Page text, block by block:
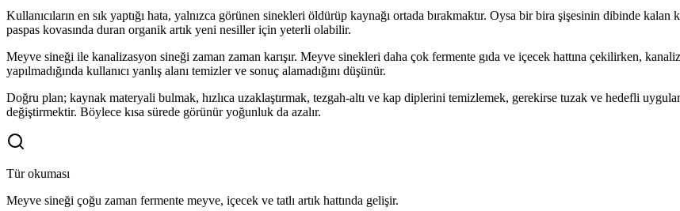
Kullanıcıların en sık yaptığı hata, yalnızca görünen sinekleri öldürüp kaynağı ortada bırakmaktır. Oysa bir bira şişesinin dibinde kalan
paspas kovasında duran organik artık yeni nesiller için yeterli olabilir.
Meyve sineği ile kanalizasyon sineği zaman zaman karışır. Meyve sinekleri daha çok fermente gıda ve içecek hattına çekilirken,
yapılmadığında kullanıcı yanlış alanı temizler ve sonuç alamadığını düşünür.
Doğru plan; kaynak materyali bulmak, hızlıca uzaklaştırmak, tezgah-altı ve kap diplerini temizlemek, gerekirse tuzak ve hedefli
değiştirmektir. Böylece kısa sürede görünür yoğunluk da azalır.
Tür okuması
Meyve sineği çoğu zaman fermente meyve, içecek ve tatlı artık hattında gelişir.